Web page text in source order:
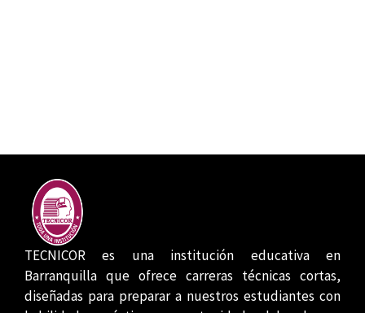
TECNICOR es una institución educativa en
Barranquilla que ofrece carreras técnicas cortas,
diseñadas para preparar a nuestros estudiantes con